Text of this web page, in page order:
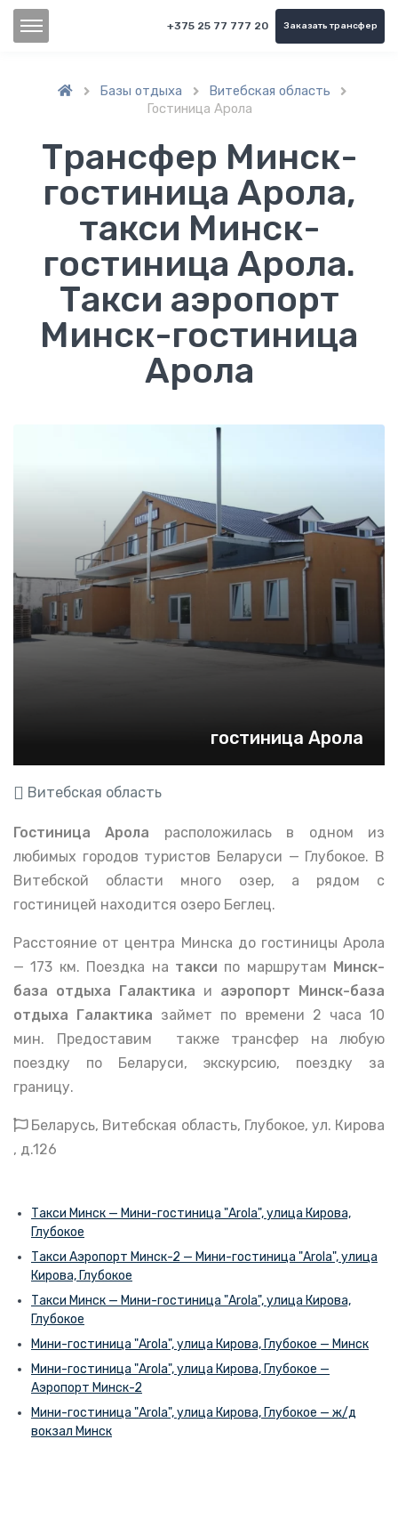
+375 25 77 777 20 Заказать трансфер
 Базы отдыха  Витебская область 
Гостиница Арола
Трансфер Минск-
гостиница Арола,
такси Минск-
гостиница Арола.
Такси аэропорт
Минск-гостиница
Арола
гостиница Арола
Витебская область
Гостиница Арола расположилась в одном из
любимых городов туристов Беларуси — Глубокое. В
Витебской области много озер, а рядом с
гостиницей находится озеро Беглец.
Расстояние от центра Минска до гостиницы Арола
— 173 км. Поездка на такси по маршрутам Минск-
база отдыха Галактика и аэропорт Минск-база
отдыха Галактика займет по времени 2 часа 10
мин. Предоставим также трансфер на любую
поездку по Беларуси, экскурсию, поездку за
границу.
Беларусь, Витебская область, Глубокое, ул. Кирова
, д.126
Такси Минск — Мини-гостиница "Arola", улица Кирова,
Глубокое
Такси Аэропорт Минск-2 — Мини-гостиница "Arola", улица
Кирова, Глубокое
Такси Минск — Мини-гостиница "Arola", улица Кирова,
Глубокое
Мини-гостиница "Arola", улица Кирова, Глубокое — Минск
Мини-гостиница "Arola", улица Кирова, Глубокое —
Аэропорт Минск-2
Мини-гостиница "Arola", улица Кирова, Глубокое — ж/д
вокзал Минск